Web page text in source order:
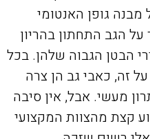
גופן האנטומי
הגב התחתון בהריון
הבטן הגבוה שלהן. בכל
זה, כאבי גב הן צרה
מעשי. אבל, אין סיבה
קצת מהצוות המקצועי